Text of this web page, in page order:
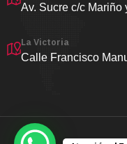
Av. Sucre c/c Mariño
La Victoria
Calle Francisco